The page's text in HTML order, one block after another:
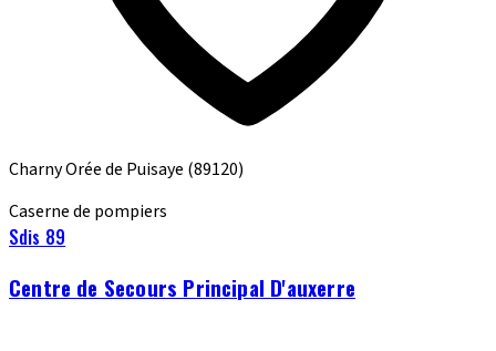
Charny Orée de Puisaye (89120)
Caserne de pompiers
Sdis 89
Centre de Secours Principal D'auxerre